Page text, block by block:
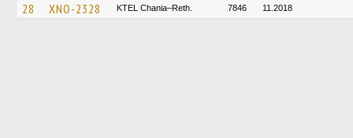
28 XNO-2328 KTEL Chania–Reth. 7846 11.2018